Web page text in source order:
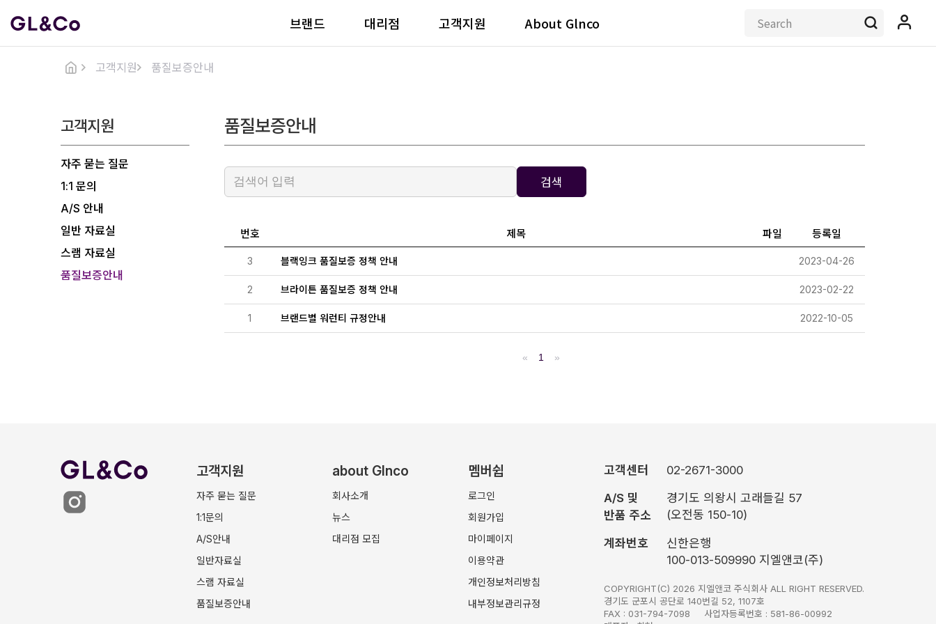
브랜드 대리점 고객지원 About Glnco
고객지원 품질보증안내
고객지원
자주 묻는 질문
1:1 문의
A/S 안내
일반 자료실
스램 자료실
품질보증안내
품질보증안내
검색
번호 제목 파일 등록일
3 블랙잉크 품질보증 정책 안내 2023-04-26
2 브라이튼 품질보증 정책 안내 2023-02-22
1 브랜드별 워런티 규정안내 2022-10-05
« 1 »
고객지원
자주 묻는 질문
1:1문의
A/S안내
일반자료실
스램 자료실
품질보증안내
about Glnco
회사소개
뉴스
대리점 모집
멤버쉽
로그인
회원가입
마이페이지
이용약관
개인정보처리방침
내부정보관리규정
고객센터
02-2671-3000
A/S 및
반품 주소
경기도 의왕시 고래들길 57
(오전동 150-10)
계좌번호
신한은행
100-013-509990 지엘앤코(주)
COPYRIGHT(C) 2026 지엘앤코 주식회사 ALL RIGHT RESERVED.
경기도 군포시 공단로 140번길 52, 1107호
FAX : 031-794-7098 사업자등록번호 : 581-86-00992